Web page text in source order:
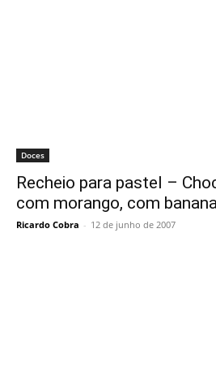
Doces
Recheio para pastel –
com morango, com
Ricardo Cobra - 12 de junho de 2007